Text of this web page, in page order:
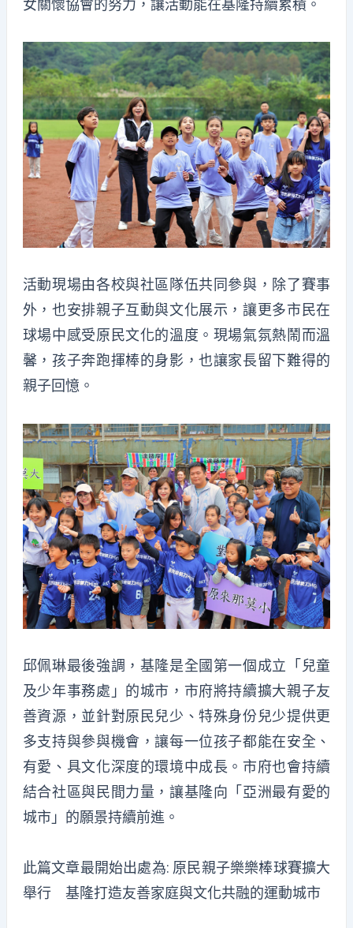
女關懷協會的努力，讓活動能在基隆持續累積。
活動現場由各校與社區隊伍共同參與，除了賽事
外，也安排親子互動與文化展示，讓更多市民在
球場中感受原民文化的溫度。現場氣氛熱鬧而溫
馨，孩子奔跑揮棒的身影，也讓家長留下難得的
親子回憶。
邱佩琳最後強調，基隆是全國第一個成立「兒童
及少年事務處」的城市，市府將持續擴大親子友
善資源，並針對原民兒少、特殊身份兒少提供更
多支持與參與機會，讓每一位孩子都能在安全、
有愛、具文化深度的環境中成長。市府也會持續
結合社區與民間力量，讓基隆向「亞洲最有愛的
城市」的願景持續前進。
此篇文章最開始出處為: 原民親子樂樂棒球賽擴大
舉行 基隆打造友善家庭與文化共融的運動城市